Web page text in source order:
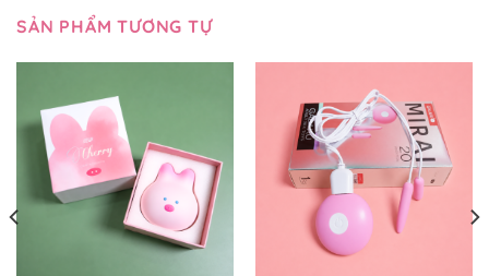
SẢN PHẨM TƯƠNG TỰ